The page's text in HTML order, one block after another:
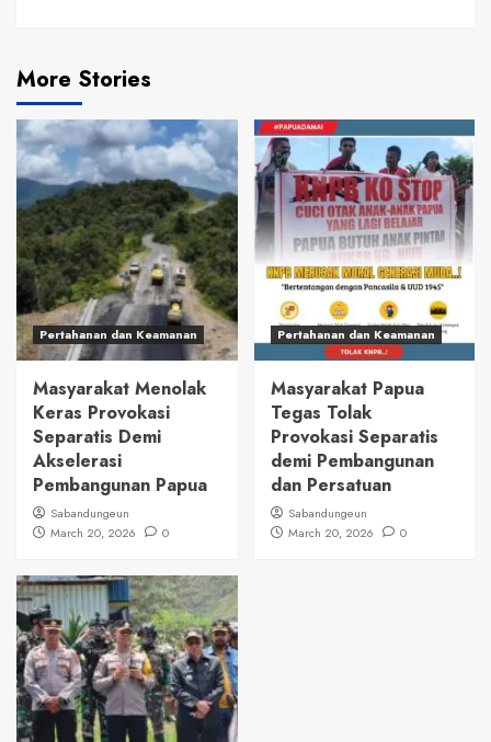
More Stories
Pertahanan dan Keamanan
Masyarakat Menolak
Keras Provokasi
Separatis Demi
Akselerasi
Pembangunan Papua
Sabandungeun
March 20, 2026
0
Pertahanan dan Keamanan
Masyarakat Papua
Tegas Tolak
Provokasi Separatis
demi Pembangunan
dan Persatuan
Sabandungeun
March 20, 2026
0